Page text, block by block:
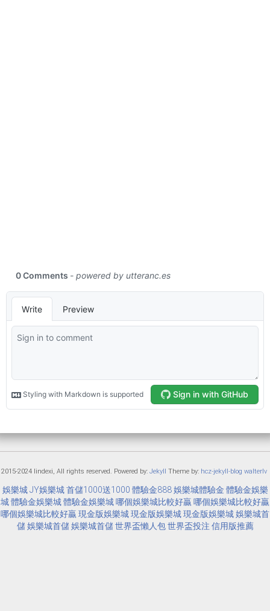
2015-2024 lindexi, All rights reserved. Powered by: Jekyll Theme by: hcz-jekyll-blog walterlv
娛樂城 JY娛樂城 首儲1000送1000 體驗金888 娛樂城體驗金 體驗金娛樂
城體驗金娛樂城體驗金娛樂城哪個娛樂城比較好贏 哪個娛樂城比較好贏
哪個娛樂城比較好贏 現金版娛樂城現金版娛樂城現金版娛樂城娛樂城首
儲 娛樂城首儲 娛樂城首儲 世界盃懶人包 世界盃投注 信用版推薦